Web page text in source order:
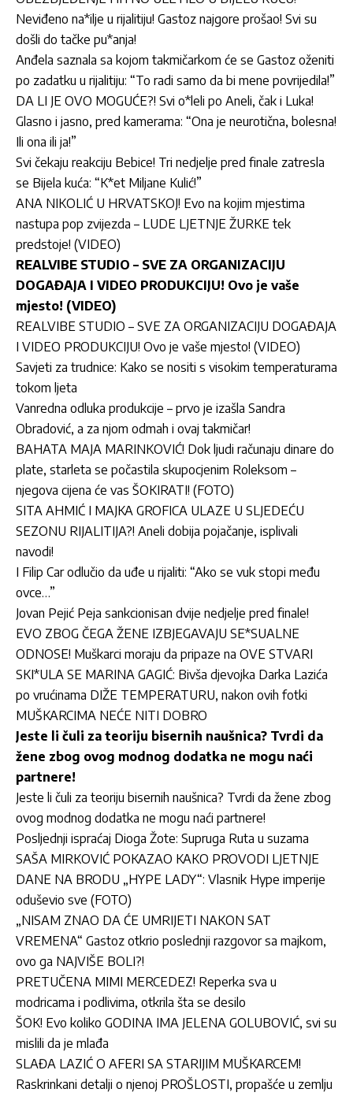
Neviđeno na*ilje u rijalitiju! Gastoz najgore prošao! Svi su
došli do tačke pu*anja!
Anđela saznala sa kojom takmičarkom će se Gastoz oženiti
po zadatku u rijalitiju: “To radi samo da bi mene povrijedila!”
DA LI JE OVO MOGUĆE?! Svi o*leli po Aneli, čak i Luka!
Glasno i jasno, pred kamerama: “Ona je neurotična, bolesna!
Ili ona ili ja!”
Svi čekaju reakciju Bebice! Tri nedjelje pred finale zatresla
se Bijela kuća: “K*et Miljane Kulić!”
ANA NIKOLIĆ U HRVATSKOJ! Evo na kojim mjestima
nastupa pop zvijezda – LUDE LJETNJE ŽURKE tek
predstoje! (VIDEO)
REALVIBE STUDIO – SVE ZA ORGANIZACIJU
DOGAĐAJA I VIDEO PRODUKCIJU! Ovo je vaše
mjesto! (VIDEO)
REALVIBE STUDIO – SVE ZA ORGANIZACIJU DOGAĐAJA
I VIDEO PRODUKCIJU! Ovo je vaše mjesto! (VIDEO)
Savjeti za trudnice: Kako se nositi s visokim temperaturama
tokom ljeta
Vanredna odluka produkcije – prvo je izašla Sandra
Obradović, a za njom odmah i ovaj takmičar!
BAHATA MAJA MARINKOVIĆ! Dok ljudi računaju dinare do
plate, starleta se počastila skupocjenim Roleksom –
njegova cijena će vas ŠOKIRATI! (FOTO)
SITA AHMIĆ I MAJKA GROFICA ULAZE U SLJEDEĆU
SEZONU RIJALITIJA?! Aneli dobija pojačanje, isplivali
navodi!
I Filip Car odlučio da uđe u rijaliti: “Ako se vuk stopi među
ovce…”
Jovan Pejić Peja sankcionisan dvije nedjelje pred finale!
EVO ZBOG ČEGA ŽENE IZBJEGAVAJU SE*SUALNE
ODNOSE! Muškarci moraju da pripaze na OVE STVARI
SKI*ULA SE MARINA GAGIĆ: Bivša djevojka Darka Lazića
po vrućinama DIŽE TEMPERATURU, nakon ovih fotki
MUŠKARCIMA NEĆE NITI DOBRO
Jeste li čuli za teoriju bisernih naušnica? Tvrdi da
žene zbog ovog modnog dodatka ne mogu naći
partnere!
Jeste li čuli za teoriju bisernih naušnica? Tvrdi da žene zbog
ovog modnog dodatka ne mogu naći partnere!
Posljednji ispraćaj Dioga Žote: Supruga Ruta u suzama
SAŠA MIRKOVIĆ POKAZAO KAKO PROVODI LJETNJE
DANE NA BRODU „HYPE LADY“: Vlasnik Hype imperije
oduševio sve (FOTO)
„NISAM ZNAO DA ĆE UMRIJETI NAKON SAT
VREMENA“ Gastoz otkrio poslednji razgovor sa majkom,
ovo ga NAJVIŠE BOLI?!
PRETUČENA MIMI MERCEDEZ! Reperka sva u
modricama i podlivima, otkrila šta se desilo
ŠOK! Evo koliko GODINA IMA JELENA GOLUBOVIĆ, svi su
mislili da je mlađa
SLAĐA LAZIĆ O AFERI SA STARIJIM MUŠKARCEM!
Raskrinkani detalji o njenoj PROŠLOSTI, propašće u zemlju